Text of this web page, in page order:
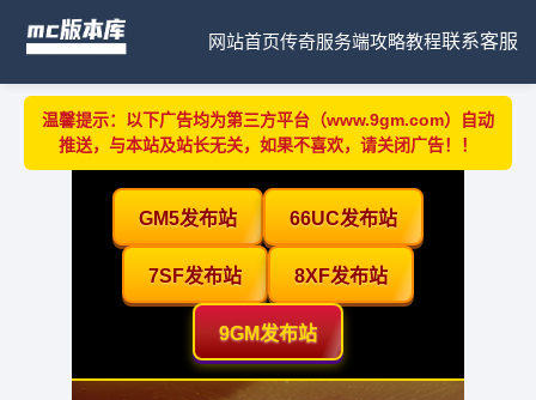
网站首页传奇服务端攻略教程联系客服
温馨提示：以下广告均为第三方平台（www.9gm.com）自动
推送，与本站及站长无关，如果不喜欢，请关闭广告！！